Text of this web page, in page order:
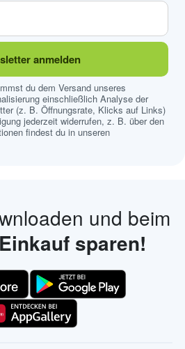
anmelden
du dem Versand unseres
einschließlich Analyse der
(z. B. Öffnungsrate, Klicks auf Links)
jederzeit widerrufen, z. B. über den
findest du in unseren
und beim
Einkauf sparen!